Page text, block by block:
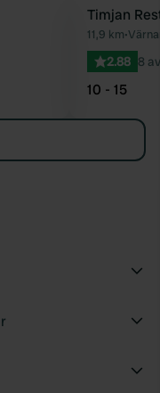
Préféré
Timjan
11,9 km•
2.88 8
10 - 15